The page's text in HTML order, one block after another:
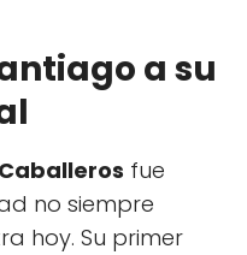
a su
fue
no siempre
hoy. Su primer